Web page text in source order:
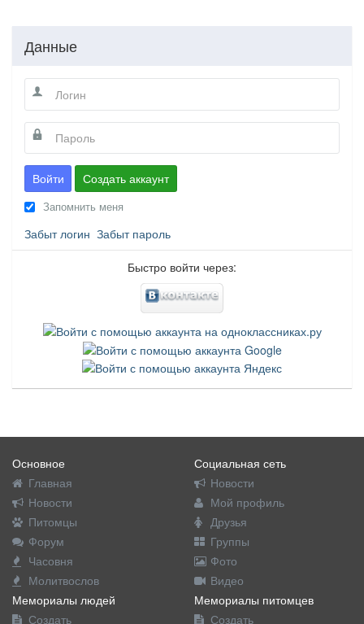
Данные
Войти Создать аккаунт
Запомнить меня
Забыт логин Забыт пароль
Быстро войти через:
Основное
Главная
Новости
Питомцы
Форум
Часовня
Молитвослов
Социальная сеть
Новости
Мой профиль
Друзья
Группы
Фото
Видео
Мемориалы людей
Создать
Мемориалы питомцев
Создать